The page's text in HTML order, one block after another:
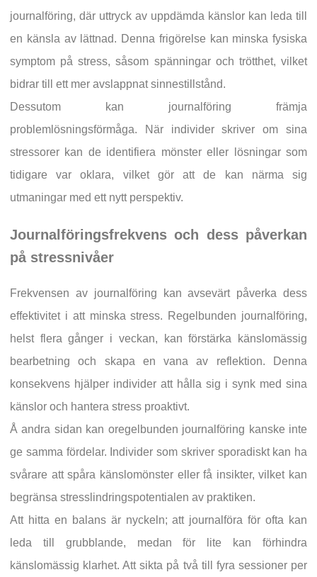
journalföring, där uttryck av uppdämda känslor kan leda till
en känsla av lättnad. Denna frigörelse kan minska fysiska
symptom på stress, såsom spänningar och trötthet, vilket
bidrar till ett mer avslappnat sinnestillstånd.
Dessutom kan journalföring främja
problemlösningsförmåga. När individer skriver om sina
stressorer kan de identifiera mönster eller lösningar som
tidigare var oklara, vilket gör att de kan närma sig
utmaningar med ett nytt perspektiv.
Journalföringsfrekvens och dess påverkan
på stressnivåer
Frekvensen av journalföring kan avsevärt påverka dess
effektivitet i att minska stress. Regelbunden journalföring,
helst flera gånger i veckan, kan förstärka känslomässig
bearbetning och skapa en vana av reflektion. Denna
konsekvens hjälper individer att hålla sig i synk med sina
känslor och hantera stress proaktivt.
Å andra sidan kan oregelbunden journalföring kanske inte
ge samma fördelar. Individer som skriver sporadiskt kan ha
svårare att spåra känslomönster eller få insikter, vilket kan
begränsa stresslindringspotentialen av praktiken.
Att hitta en balans är nyckeln; att journalföra för ofta kan
leda till grubblande, medan för lite kan förhindra
känslomässig klarhet. Att sikta på två till fyra sessioner per